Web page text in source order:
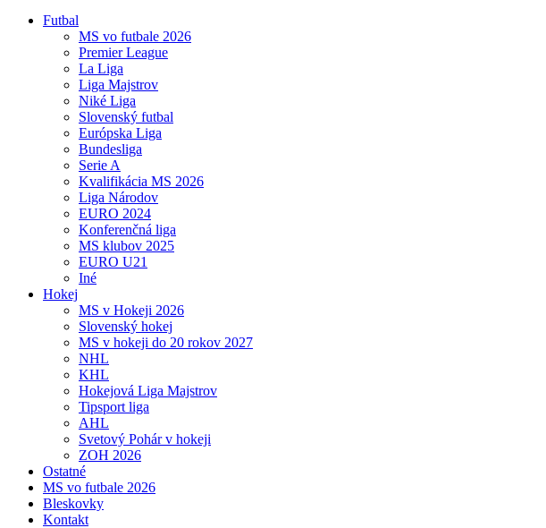
Futbal
MS vo futbale 2026
Premier League
La Liga
Liga Majstrov
Niké Liga
Slovenský futbal
Európska Liga
Bundesliga
Serie A
Kvalifikácia MS 2026
Liga Národov
EURO 2024
Konferenčná liga
MS klubov 2025
EURO U21
Iné
Hokej
MS v Hokeji 2026
Slovenský hokej
MS v hokeji do 20 rokov 2027
NHL
KHL
Hokejová Liga Majstrov
Tipsport liga
AHL
Svetový Pohár v hokeji
ZOH 2026
Ostatné
MS vo futbale 2026
Bleskovky
Kontakt